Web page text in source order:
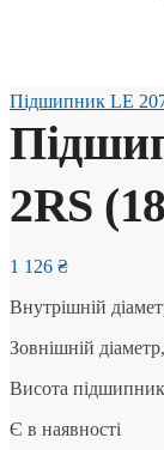
Підшипник LE
2RS
1 126 ₴
Внутрішній
Зовнішній
Висота
Є в наявності